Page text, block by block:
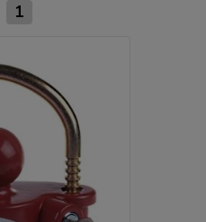
1